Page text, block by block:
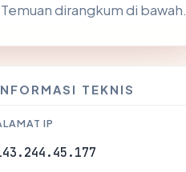
dirangkum di bawah.
TEKNIS
IP